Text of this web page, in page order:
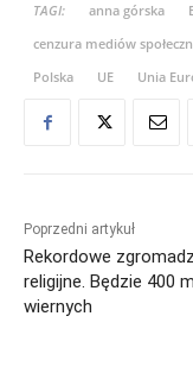
TAGI:
anna górska
cenzura mediów
Polska
UE Unia
Poprzedni artykuł
Rekordowe
religijne. Będzie 400
wiernych